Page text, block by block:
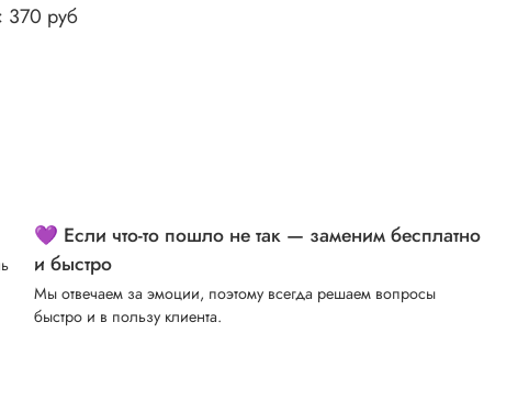
370 руб
💜 Если что-то пошло не так — заменим бесплатно
и быстро
Мы отвечаем за эмоции, поэтому всегда решаем вопросы
быстро и в пользу клиента.